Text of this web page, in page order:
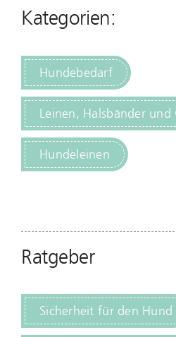
Kategorien:
Hundebedarf
Leinen, Halsbänder und
Hundeleinen
Ratgeber
Sicherheit für den Hund